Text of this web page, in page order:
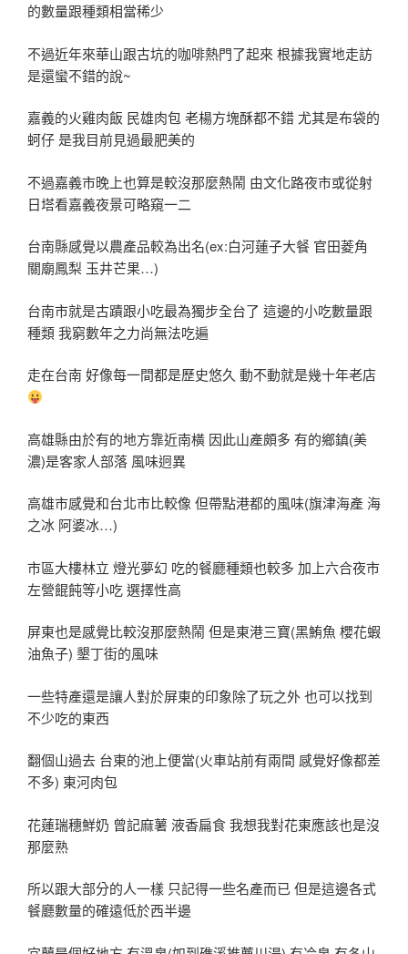
的數量跟種類相當稀少
不過近年來華山跟古坑的咖啡熱門了起來 根據我實地走訪
是還蠻不錯的說~
嘉義的火雞肉飯 民雄肉包 老楊方塊酥都不錯 尤其是布袋的
蚵仔 是我目前見過最肥美的
不過嘉義市晚上也算是較沒那麼熱鬧 由文化路夜市或從射
日塔看嘉義夜景可略窺一二
台南縣感覺以農產品較為出名(ex:白河蓮子大餐 官田菱角
關廟鳳梨 玉井芒果…)
台南市就是古蹟跟小吃最為獨步全台了 這邊的小吃數量跟
種類 我窮數年之力尚無法吃遍
走在台南 好像每一間都是歷史悠久 動不動就是幾十年老店
高雄縣由於有的地方靠近南橫 因此山產頗多 有的鄉鎮(美
濃)是客家人部落 風味迥異
高雄市感覺和台北市比較像 但帶點港都的風味(旗津海產 海
之冰 阿婆冰…)
市區大樓林立 燈光夢幻 吃的餐廳種類也較多 加上六合夜市
左營餛飩等小吃 選擇性高
屏東也是感覺比較沒那麼熱鬧 但是東港三寶(黑鮪魚 櫻花蝦
油魚子) 墾丁街的風味
一些特產還是讓人對於屏東的印象除了玩之外 也可以找到
不少吃的東西
翻個山過去 台東的池上便當(火車站前有兩間 感覺好像都差
不多) 東河肉包
花蓮瑞穗鮮奶 曾記麻薯 液香扁食 我想我對花東應該也是沒
那麼熟
所以跟大部分的人一樣 只記得一些名產而已 但是這邊各式
餐廳數量的確遠低於西半邊